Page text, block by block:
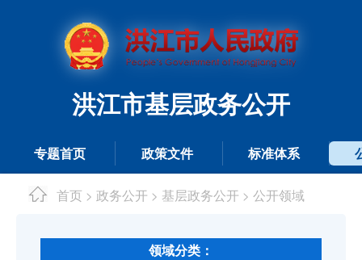
洪江市基层政务公开
专题首页 政策文件 标准体系
首页 > 政务公开 > 基层政务公开 > 公开领域
领域分类：